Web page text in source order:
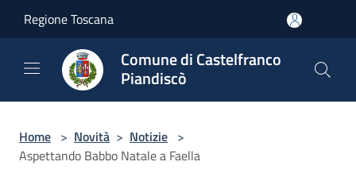
Regione Toscana
Comune di Castelfranco
Piandiscò
Home > Novità > Notizie >
Aspettando Babbo Natale a Faella